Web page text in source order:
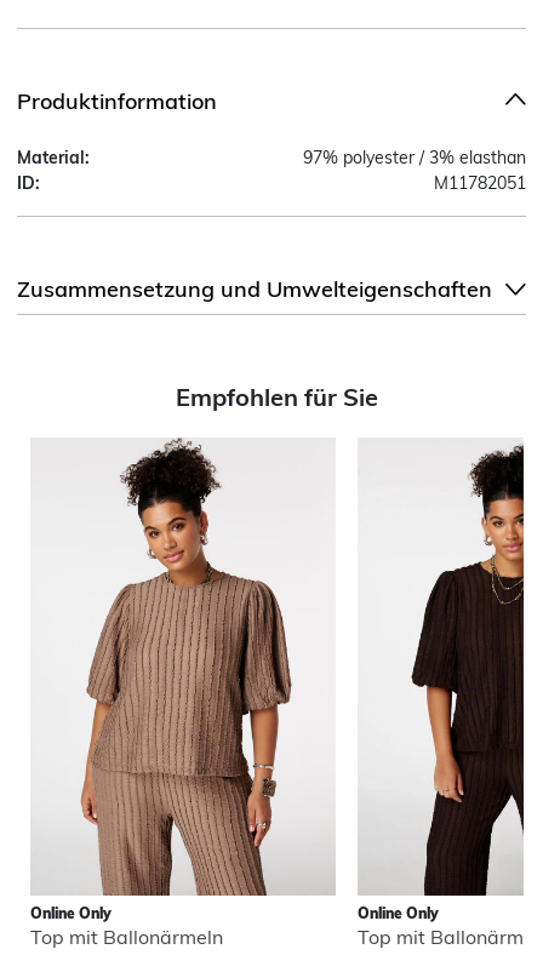
Produktinformation
Material:
97% polyester / 3% elasthan
ID:
M11782051
Zusammensetzung und Umwelteigenschaften
Empfohlen für Sie
Online Only
Top mit Ballonärmeln
Online Only
Top mit